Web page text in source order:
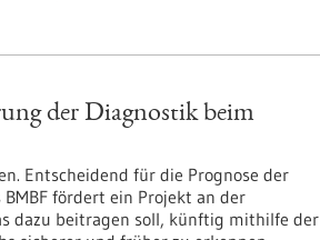
der Diagnostik beim
Entscheidend für die Prognose der
fördert ein Projekt an der
dazu beitragen soll, künftig mithilfe der